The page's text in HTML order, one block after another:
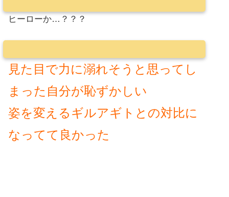
ヒーローか…？？？
見た目で力に溺れそうと思ってし
まった自分が恥ずかしい
姿を変えるギルアギトとの対比に
なってて良かった